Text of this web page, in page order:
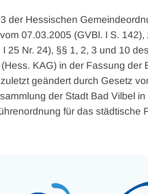
der Hessischen
07.03.2005 (GVBl. I S.
25 Nr. 24), §§ 1, 2, 3 und 10
KAG) in der Fassung der
geändert durch Gesetz
der Stadt Bad Vilbel
für das städtische